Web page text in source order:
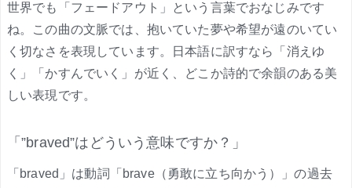
世界でも「フェードアウト」という言葉でおなじみです
ね。この曲の文脈では、抱いていた夢や希望が遠のいてい
く切なさを表現しています。日本語に訳すなら「消えゆ
く」「かすんでいく」が近く、どこか詩的で余韻のある美
しい表現です。
「”braved”はどういう意味ですか？」
「braved」は動詞「brave（勇敢に立ち向かう）」の過去